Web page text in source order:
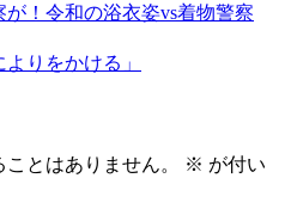
！令和の浴衣姿vs着物警察
りをかける」
とはありません。 ※ が付い